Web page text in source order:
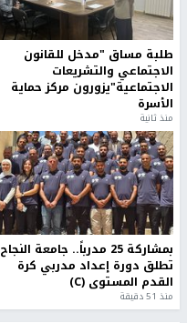
طلبة مساق "مدخل للقانون
الاجتماعي والتشريعات
الاجتماعية"يزورون مركز حماية
الأسرة
منذ ثانية
بمشاركة 25 مدرباً.. جامعة النجاح
تطلق دورة إعداد مدربي كرة
القدم المستوى (C)
منذ 51 دقيقة